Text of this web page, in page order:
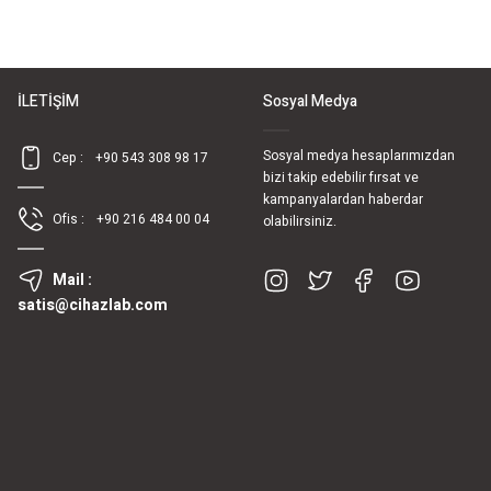
İLETİŞİM
Cep : +90 543 308 98 17
Ofis : +90 216 484 00 04
Mail :
satis@cihazlab.com
Sosyal Medya
Sosyal medya hesaplarımızdan
bizi takip edebilir fırsat ve
kampanyalardan haberdar
olabilirsiniz.